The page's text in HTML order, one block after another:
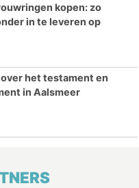
kopen: zo
in te leveren op
het testament en
in Aalsmeer